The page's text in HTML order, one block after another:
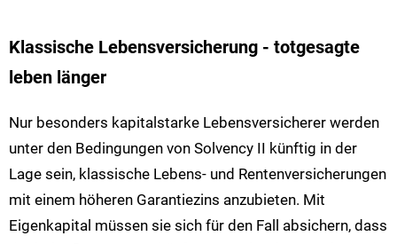
Klassische Lebensversicherung - totgesagte
leben länger
Nur besonders kapitalstarke Lebensversicherer werden
unter den Bedingungen von Solvency II künftig in der
Lage sein, klassische Lebens- und Rentenversicherungen
mit einem höheren Garantiezins anzubieten. Mit
Eigenkapital müssen sie sich für den Fall absichern, dass